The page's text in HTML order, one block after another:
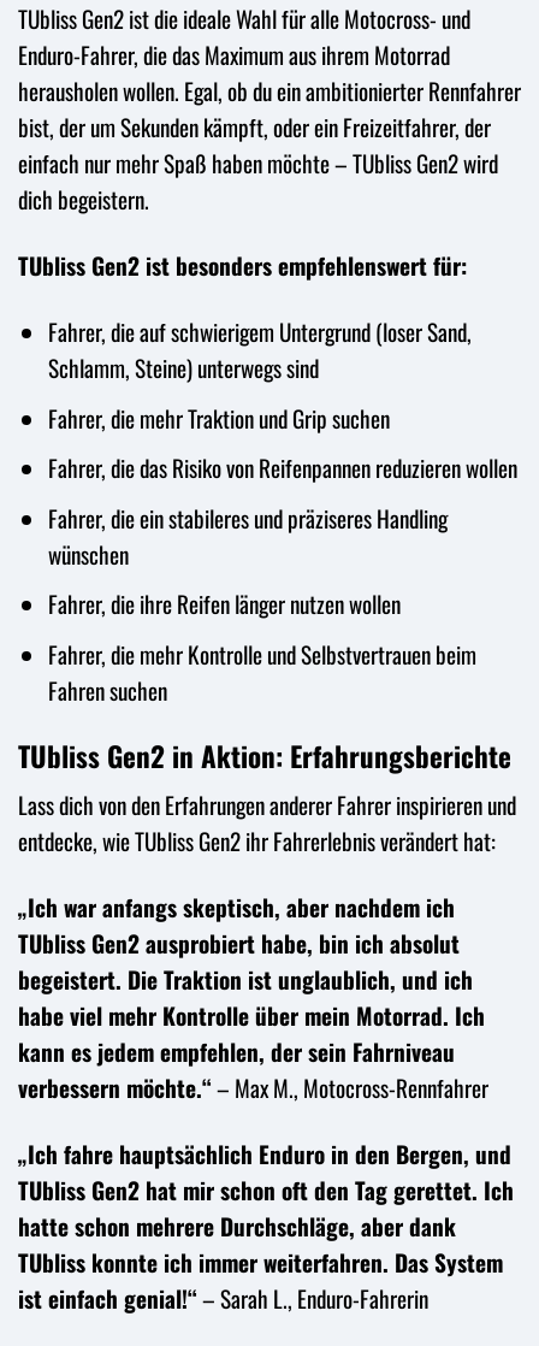
TUbliss Gen2 ist die ideale Wahl für alle Motocross- und
Enduro-Fahrer, die das Maximum aus ihrem Motorrad
herausholen wollen. Egal, ob du ein ambitionierter Rennfahrer
bist, der um Sekunden kämpft, oder ein Freizeitfahrer, der
einfach nur mehr Spaß haben möchte – TUbliss Gen2 wird
dich begeistern.
TUbliss Gen2 ist besonders empfehlenswert für:
Fahrer, die auf schwierigem Untergrund (loser Sand,
Schlamm, Steine) unterwegs sind
Fahrer, die mehr Traktion und Grip suchen
Fahrer, die das Risiko von Reifenpannen reduzieren wollen
Fahrer, die ein stabileres und präziseres Handling
wünschen
Fahrer, die ihre Reifen länger nutzen wollen
Fahrer, die mehr Kontrolle und Selbstvertrauen beim
Fahren suchen
TUbliss Gen2 in Aktion: Erfahrungsberichte
Lass dich von den Erfahrungen anderer Fahrer inspirieren und
entdecke, wie TUbliss Gen2 ihr Fahrerlebnis verändert hat:
„Ich war anfangs skeptisch, aber nachdem ich
TUbliss Gen2 ausprobiert habe, bin ich absolut
begeistert. Die Traktion ist unglaublich, und ich
habe viel mehr Kontrolle über mein Motorrad. Ich
kann es jedem empfehlen, der sein Fahrniveau
verbessern möchte.“– Max M., Motocross-Rennfahrer
„Ich fahre hauptsächlich Enduro in den Bergen, und
TUbliss Gen2 hat mir schon oft den Tag gerettet. Ich
hatte schon mehrere Durchschläge, aber dank
TUbliss konnte ich immer weiterfahren. Das System
ist einfach genial!“– Sarah L., Enduro-Fahrerin